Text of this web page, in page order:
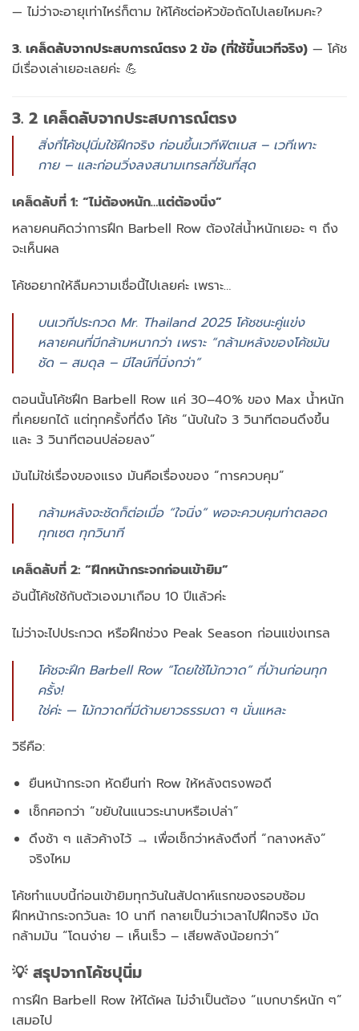
— ไม่ว่าจะอายุเท่าไหร่ก็ตาม ให้โค้ชต่อหัวข้อถัดไปเลยไหมคะ?
3. เคล็ดลับจากประสบการณ์ตรง 2 ข้อ (ที่ใช้ขึ้นเวทีจริง) — โค้ช
มีเรื่องเล่าเยอะเลยค่ะ 💪
3. 2 เคล็ดลับจากประสบการณ์ตรง
สิ่งที่โค้ชปุนิ่มใช้ฝึกจริง ก่อนขึ้นเวทีฟิตเนส – เวทีเพาะ
กาย – และก่อนวิ่งลงสนามเทรลที่ชันที่สุด
เคล็ดลับที่ 1: “ไม่ต้องหนัก…แต่ต้องนิ่ง”
หลายคนคิดว่าการฝึก Barbell Row ต้องใส่น้ำหนักเยอะ ๆ ถึง
จะเห็นผล
โค้ชอยากให้ลืมความเชื่อนี้ไปเลยค่ะ เพราะ…
บนเวทีประกวด Mr. Thailand 2025 โค้ชชนะคู่แข่ง
หลายคนที่มีกล้ามหนากว่า เพราะ “กล้ามหลังของโค้ชมัน
ชัด – สมดุล – มีไลน์ที่นิ่งกว่า”
ตอนนั้นโค้ชฝึก Barbell Row แค่ 30–40% ของ Max น้ำหนัก
ที่เคยยกได้ แต่ทุกครั้งที่ดึง โค้ช “นับในใจ 3 วินาทีตอนดึงขึ้น
และ 3 วินาทีตอนปล่อยลง”
มันไม่ใช่เรื่องของแรง มันคือเรื่องของ “การควบคุม”
กล้ามหลังจะชัดก็ต่อเมื่อ “ใจนิ่ง” พอจะควบคุมท่าตลอด
ทุกเซต ทุกวินาที
เคล็ดลับที่ 2: “ฝึกหน้ากระจกก่อนเข้ายิม”
อันนี้โค้ชใช้กับตัวเองมาเกือบ 10 ปีแล้วค่ะ
ไม่ว่าจะไปประกวด หรือฝึกช่วง Peak Season ก่อนแข่งเทรล
โค้ชจะฝึก Barbell Row “โดยใช้ไม้กวาด” ที่บ้านก่อนทุก
ครั้ง!
ใช่ค่ะ — ไม้กวาดที่มีด้ามยาวธรรมดา ๆ นั่นแหละ
วิธีคือ:
ยืนหน้ากระจก หัดยืนท่า Row ให้หลังตรงพอดี
เช็กศอกว่า “ขยับในแนวระนาบหรือเปล่า”
ดึงช้า ๆ แล้วค้างไว้ → เพื่อเช็กว่าหลังตึงที่ “กลางหลัง”
จริงไหม
โค้ชทำแบบนี้ก่อนเข้ายิมทุกวันในสัปดาห์แรกของรอบซ้อม
ฝึกหน้ากระจกวันละ 10 นาที กลายเป็นว่าเวลาไปฝึกจริง มัด
กล้ามมัน “โดนง่าย – เห็นเร็ว – เสียพลังน้อยกว่า”
💡 สรุปจากโค้ชปุนิ่ม
การฝึก Barbell Row ให้ได้ผล ไม่จำเป็นต้อง “แบกบาร์หนัก ๆ”
เสมอไป